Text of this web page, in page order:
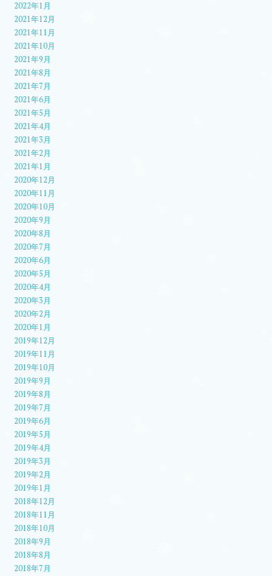
2022年1月
2021年12月
2021年11月
2021年10月
2021年9月
2021年8月
2021年7月
2021年6月
2021年5月
2021年4月
2021年3月
2021年2月
2021年1月
2020年12月
2020年11月
2020年10月
2020年9月
2020年8月
2020年7月
2020年6月
2020年5月
2020年4月
2020年3月
2020年2月
2020年1月
2019年12月
2019年11月
2019年10月
2019年9月
2019年8月
2019年7月
2019年6月
2019年5月
2019年4月
2019年3月
2019年2月
2019年1月
2018年12月
2018年11月
2018年10月
2018年9月
2018年8月
2018年7月